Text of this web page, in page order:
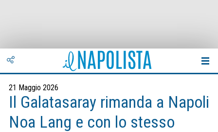
21 Maggio 2026
Il Galatasaray rimanda a Napoli
Noa Lang e con lo stesso